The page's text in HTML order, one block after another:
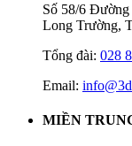
Số 58/6
Long Trường,
Tổng đài: 028
Email:
MIỀN